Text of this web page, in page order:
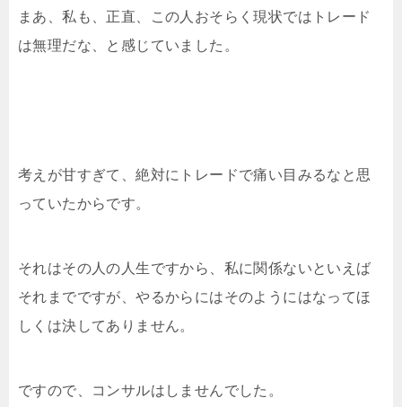
まあ、私も、正直、この人おそらく現状ではトレード
は無理だな、と感じていました。
考えが甘すぎて、絶対にトレードで痛い目みるなと思
っていたからです。
それはその人の人生ですから、私に関係ないといえば
それまでですが、やるからにはそのようにはなってほ
しくは決してありません。
ですので、コンサルはしませんでした。